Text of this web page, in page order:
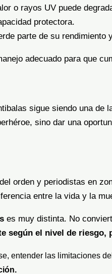
o rayos UV puede
protectora.
parte de su rendimiento
adecuado para que
sigue siendo una
sino dar una
orden y periodistas en
entre la vida y la
es muy distinta. No
según el nivel de
entender las limitaciones